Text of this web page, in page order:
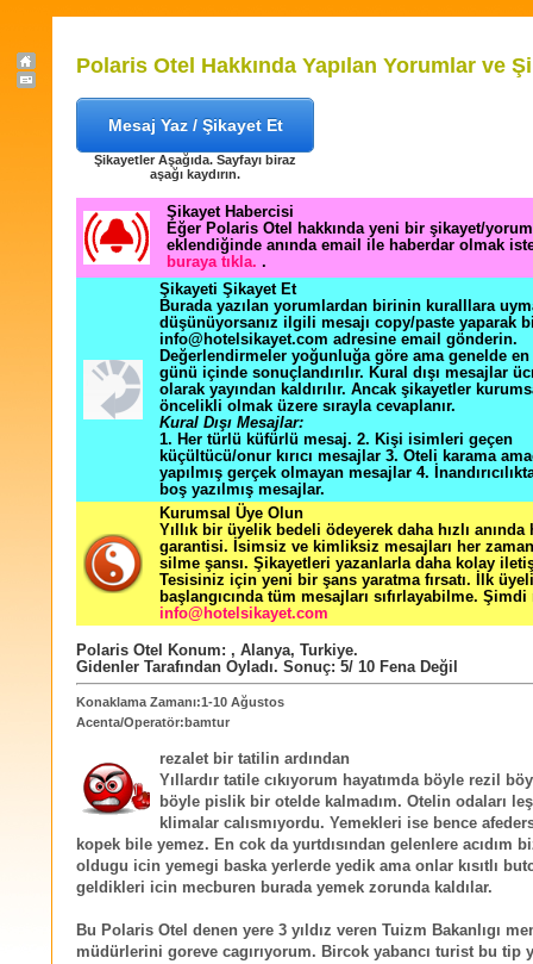
Polaris Otel Hakkında Yapılan Yorumlar ve
Mesaj Yaz / Şikayet Et
Şikayetler Aşağıda. Sayfayı biraz
aşağı kaydırın.
Şikayet Habercisi
Eğer Polaris Otel hakkında yeni bir şikayet/yorum
eklendiğinde anında email ile haberdar olmak
buraya tıkla. .
Şikayeti Şikayet Et
Burada yazılan yorumlardan birinin kuralllara
düşünüyorsanız ilgili mesajı copy/paste yaparak
info@hotelsikayet.com adresine email gönderin.
Değerlendirmeler yoğunluğa göre ama genelde
günü içinde sonuçlandırılır. Kural dışı mesajlar
olarak yayından kaldırılır. Ancak şikayetler
öncelikli olmak üzere sırayla cevaplanır.
Kural Dışı Mesajlar:
1. Her türlü küfürlü mesaj. 2. Kişi isimleri geçen
küçültücü/onur kırıcı mesajlar 3. Oteli karama
yapılmış gerçek olmayan mesajlar 4.
boş yazılmış mesajlar.
Kurumsal Üye Olun
Yıllık bir üyelik bedeli ödeyerek daha hızlı
garantisi. İsimsiz ve kimliksiz mesajları her zaman
silme şansı. Şikayetleri yazanlarla daha kolay
Tesisiniz için yeni bir şans yaratma fırsatı. İlk
başlangıcında tüm mesajları sıfırlayabilme. Şimdi
info@hotelsikayet.com
Polaris Otel Konum: , Alanya, Turkiye.
Gidenler Tarafından Oyladı. Sonuç: 5/ 10 Fena Değil
Konaklama Zamanı:1-10 Ağustos
Acenta/Operatör:bamtur
rezalet bir tatilin ardından
Yıllardır tatile cıkıyorum hayatımda böyle rezil
böyle pislik bir otelde kalmadım. Otelin odaları
klimalar calısmıyordu. Yemekleri ise bence
kopek bile yemez. En cok da yurtdısından gelenlere acıdım
oldugu icin yemegi baska yerlerde yedik ama onlar kısıtlı
geldikleri icin mecburen burada yemek zorunda kaldılar.
Bu Polaris Otel denen yere 3 yıldız veren Tuizm Bakanlıgı
müdürlerini goreve cagırıyorum. Bircok yabancı turist bu tip